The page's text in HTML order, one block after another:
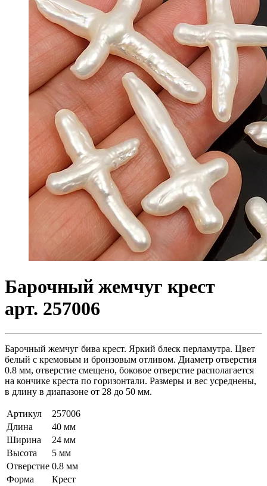
Барочный жемчуг крест
арт. 257006
Барочный жемчуг бива крест. Яркий блеск перламутра. Цвет
белый с кремовым и бронзовым отливом. Диаметр отверстия
0.8 мм, отверстие смещено, боковое отверстие располагается
на кончике креста по горизонтали. Размеры и вес усреднены,
в длину в диапазоне от 28 до 50 мм.
Артикул
257006
Длина
40 мм
Ширина
24 мм
Высота
5 мм
Отверстие 0.8 мм
Форма
Крест